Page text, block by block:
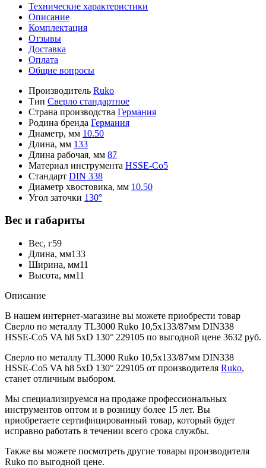
Технические характеристики
Описание
Комплектация
Отзывы
Доставка
Оплата
Общие вопросы
Производитель Ruko
Тип Сверло стандартное
Страна производства Германия
Родина бренда Германия
Диаметр, мм 10.50
Длина, мм 133
Длина рабочая, мм 87
Материал инструмента HSSE-Co5
Стандарт DIN 338
Диаметр хвостовика, мм 10.50
Угол заточки 130°
Вес и габариты
Вес, г59
Длина, мм133
Ширина, мм11
Высота, мм11
Описание
В нашем интернет-магазине вы можете приобрести товар
Сверло по металлу TL3000 Ruko 10,5x133/87мм DIN338
HSSE-Co5 VA h8 5xD 130° 229105 по выгодной цене 3632 руб.
Сверло по металлу TL3000 Ruko 10,5x133/87мм DIN338
HSSE-Co5 VA h8 5xD 130° 229105 от производителя Ruko,
станет отличным выбором.
Мы специализируемся на продаже профессиональных
инструментов оптом и в розницу более 15 лет. Вы
приобретаете сертифицированный товар, который будет
исправно работать в течении всего срока службы.
Также вы можете посмотреть другие товары производителя
Ruko по выгодной цене.